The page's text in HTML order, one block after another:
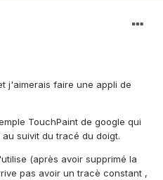
j'aimerais faire une appli de
TouchPaint de google qui
suivit du tracé du doigt.
(après avoir supprimé la
pas avoir un tracè constant ,